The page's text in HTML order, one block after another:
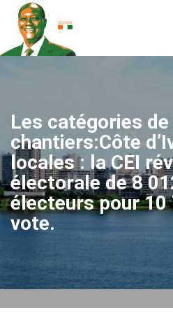
Les catégories de
chantiers:Côte
locales : la CEI
électorale de 8
électeurs pour 10
vote.